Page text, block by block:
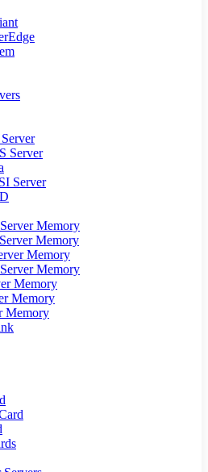
Server
Server
Memory
Memory
Memory
Memory
Memory
Memory
Memory